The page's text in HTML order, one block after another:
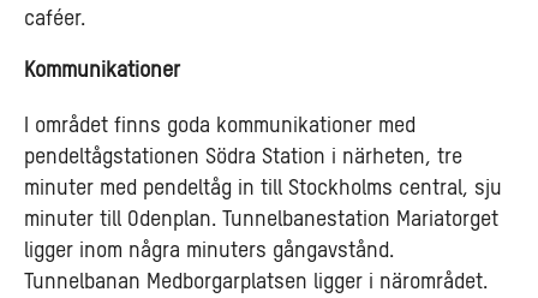
caféer.
Kommunikationer
I området finns goda kommunikationer med
pendeltågstationen Södra Station i närheten, tre
minuter med pendeltåg in till Stockholms central, sju
minuter till Odenplan. Tunnelbanestation Mariatorget
ligger inom några minuters gångavstånd.
Tunnelbanan Medborgarplatsen ligger i närområdet.